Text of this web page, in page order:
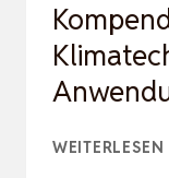
WEITERLESEN